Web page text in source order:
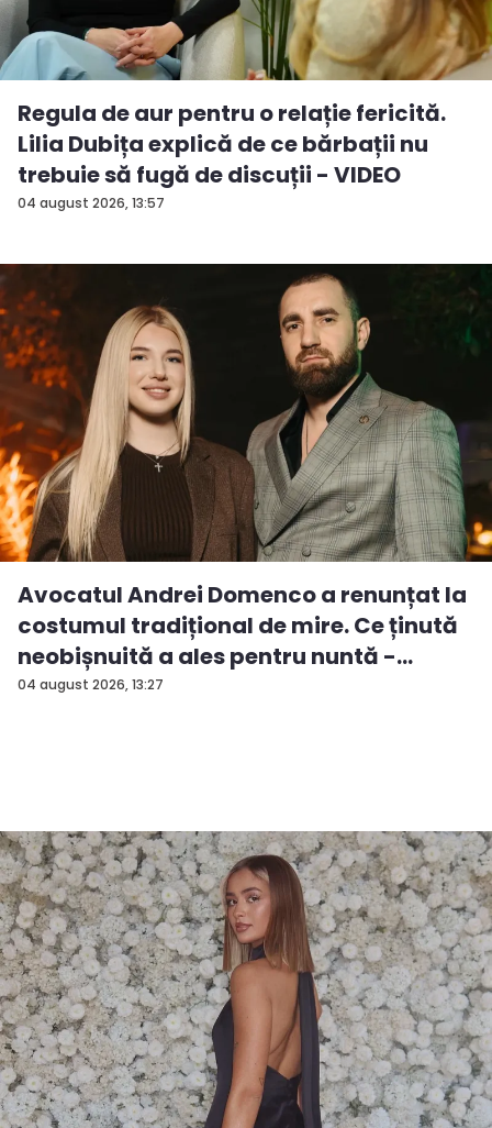
04 august 2026, 13:57
Regula de aur pentru o relație fericită.
Lilia Dubița explică de ce bărbații nu
trebuie să fugă de discuții - VIDEO
04 august 2026, 13:27
Avocatul Andrei Domenco a renunțat la
costumul tradițional de mire. Ce ținută
neobișnuită a ales pentru nuntă -
FOTO...